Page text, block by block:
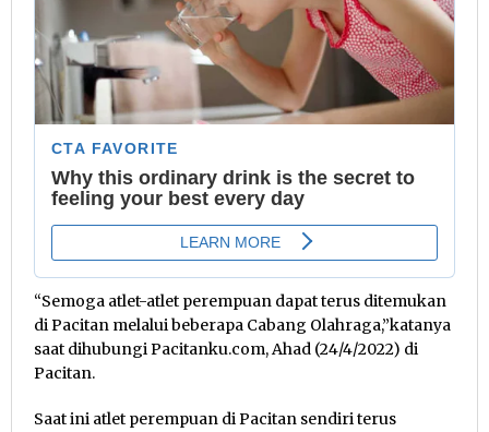
“Semoga atlet-atlet perempuan dapat terus ditemukan
di Pacitan melalui beberapa Cabang Olahraga,”katanya
saat dihubungi Pacitanku.com, Ahad (24/4/2022) di
Pacitan.
Saat ini atlet perempuan di Pacitan sendiri terus